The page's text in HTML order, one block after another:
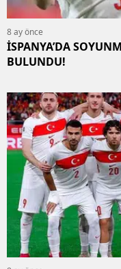
8 ay önce
İSPANYA’DA
BULUNDU!